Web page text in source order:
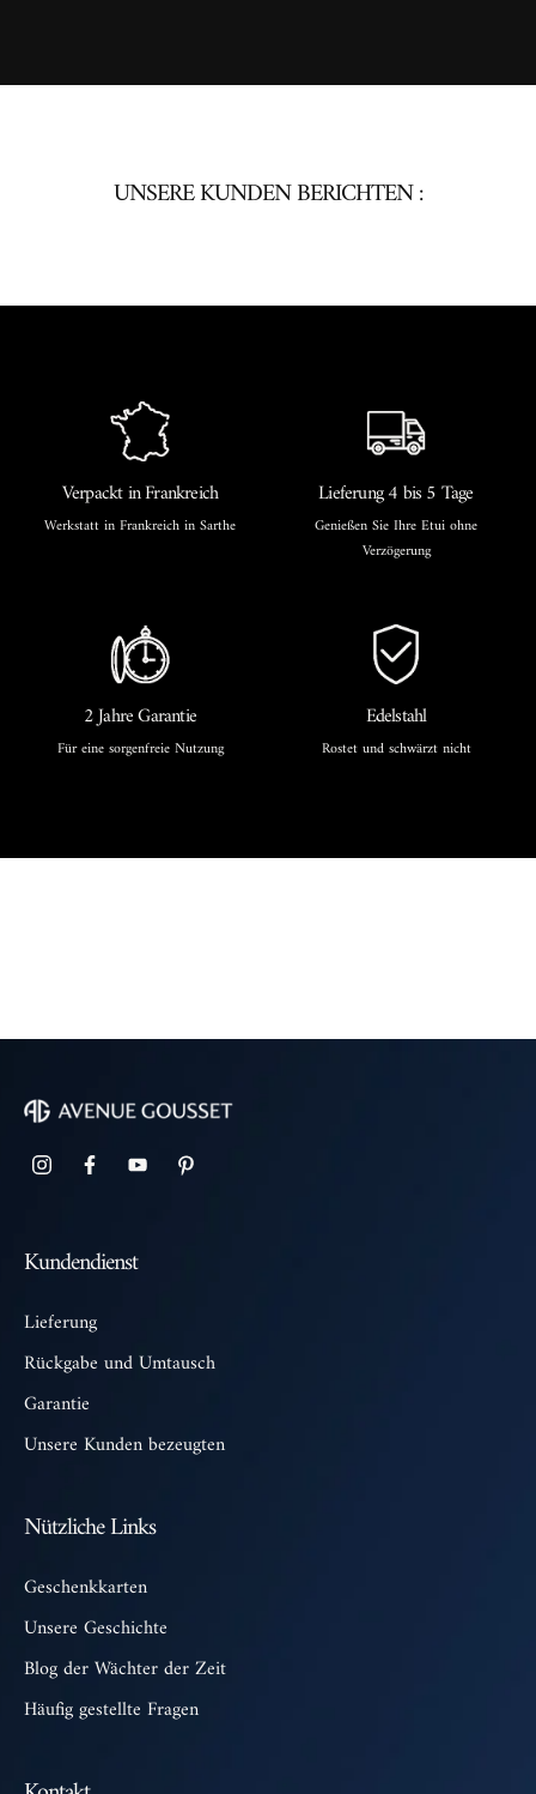
UNSERE KUNDEN BERICHTEN :
Verpackt in Frankreich
Werkstatt in Frankreich in Sarthe
Lieferung 4 bis 5 Tage
Genießen Sie Ihre Etui ohne
Verzögerung
2 Jahre Garantie
Für eine sorgenfreie Nutzung
Edelstahl
Rostet und schwärzt nicht
Kundendienst
Lieferung
Rückgabe und Umtausch
Garantie
Unsere Kunden bezeugten
Nützliche Links
Geschenkkarten
Unsere Geschichte
Blog der Wächter der Zeit
Häufig gestellte Fragen